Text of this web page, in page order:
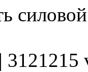
3121215